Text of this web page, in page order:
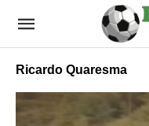
Ricardo Quaresma